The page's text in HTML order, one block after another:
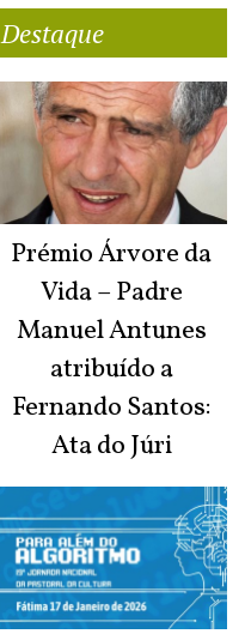
Destaque
Prémio Árvore da
Vida – Padre
Manuel Antunes
atribuído a
Fernando Santos:
Ata do Júri